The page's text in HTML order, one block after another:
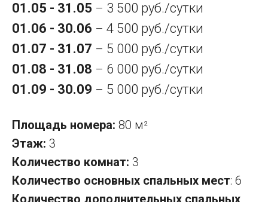
01.05 - 31.05 – 3 500 руб./сутки
01.06 - 30.06 – 4 500 руб./сутки
01.07 - 31.07 – 5 000 руб./сутки
01.08 - 31.08 – 6 000 руб./сутки
01.09 - 30.09 – 5 000 руб./сутки
Площадь номера: 80 м²
Этаж: 3
Количество комнат: 3
Количество основных спальных мест: 6